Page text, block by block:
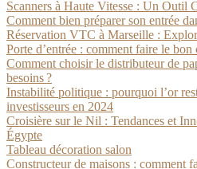
Scanners à Haute Vitesse : Un Outil
Comment bien préparer son entrée
Réservation VTC à Marseille :
Porte d’entrée : comment faire le bon
Comment choisir le distributeur de
besoins ?
Instabilité politique : pourquoi l’or
investisseurs en 2024
Croisière sur le Nil : Tendances et
Égypte
Tableau décoration salon
Constructeur de maisons : comment